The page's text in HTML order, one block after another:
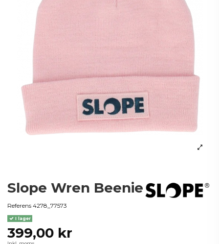
Slope Wren Beenie
Referens 4278_77573
I lager
399,00 kr